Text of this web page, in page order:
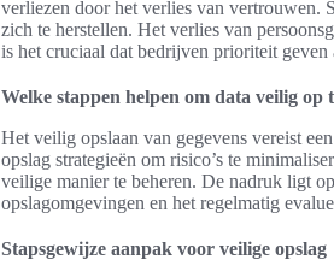
verliezen door het verlies van vertrouwen.
zich te herstellen. Het verlies van
is het cruciaal dat bedrijven prioriteit
Welke stappen helpen om data veilig op
Het veilig opslaan van gegevens vereist
opslag strategieën om risico’s te
veilige manier te beheren. De nadruk ligt
opslagomgevingen en het regelmatig
Stapsgewijze aanpak voor veilige opslag